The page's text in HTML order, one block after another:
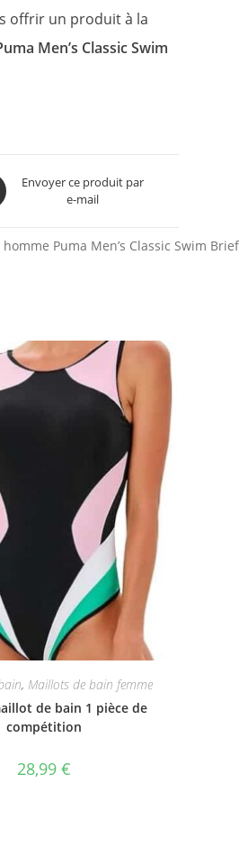
offrir un produit à la
Men’s Classic Swim
Envoyer ce produit par
e-mail
, Maillots de bain femme
de bain 1 pièce de
compétition
28,99€
Puma Men’s Classic Swim Brief